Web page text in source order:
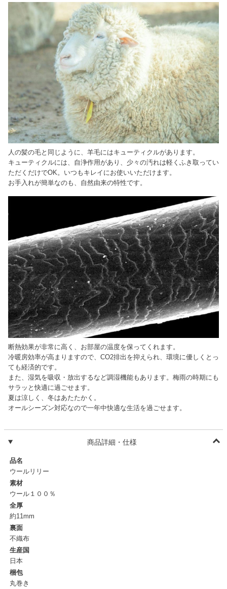
人の髪の毛と同じように、羊毛にはキューティクルがあります。
キューティクルには、自浄作用があり、少々の汚れは軽くふき取ってい
ただくだけでOK。いつもキレイにお使いいただけます。
お手入れが簡単なのも、自然由来の特性です。
断熱効果が非常に高く、お部屋の温度を保ってくれます。
冷暖房効率が高まりますので、CO2排出を抑えられ、環境に優しくとっ
ても経済的です。
また、湿気を吸収・放出するなど調湿機能もあります。梅雨の時期にも
サラッと快適に過ごせます。
夏は涼しく、冬はあたたかく。
オールシーズン対応なので一年中快適な生活を過ごせます。
商品詳細・仕様
品名
ウールリリー
素材
ウール１００％
全厚
約11mm
裏面
不織布
生産国
日本
梱包
丸巻き